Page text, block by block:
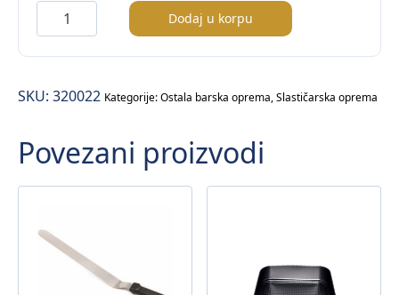
Toping
jagoda
–
količina
Dodaj u korpu
SKU: 320022 Kategorije:Ostala barska oprema,Slastičarska oprema
Povezani proizvodi